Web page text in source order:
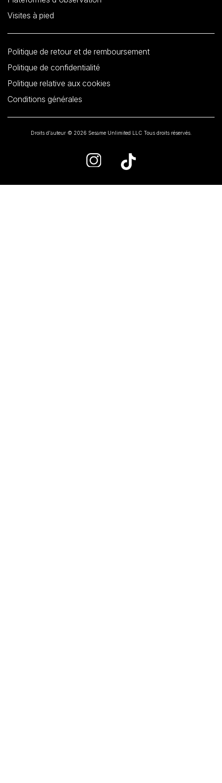
Visites à pied
Politique de retour et de remboursement
Politique de confidentialité
Politique relative aux cookies
Conditions générales
Droits d'auteur © 2026 Sesame Unlimited LLC Tous droits réservés.